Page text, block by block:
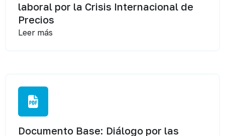
laboral por la Crisis Internacional de
Precios
Leer más
Documento Base: Diálogo por las